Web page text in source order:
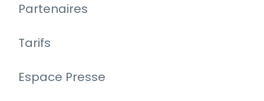
Partenaires
Tarifs
Espace Presse